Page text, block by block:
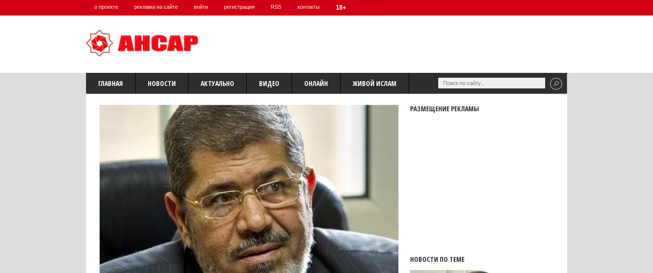
о проекте реклама на сайте войти регистрация RSS контакты 18+
ГЛАВНАЯ НОВОСТИ АКТУАЛЬНО ВИДЕО ОНЛАЙН ЖИВОЙ ИСЛАМ
РАЗМЕЩЕНИЕ РЕКЛАМЫ
НОВОСТИ ПО ТЕМЕ